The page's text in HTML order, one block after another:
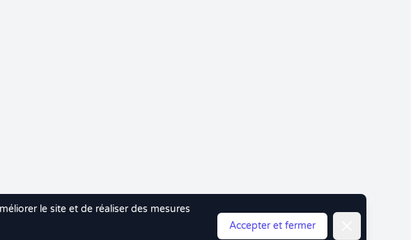
le site et de réaliser des mesures
Accepter et fermer